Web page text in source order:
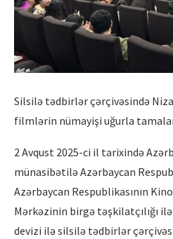
Silsilə tədbirlər çərçivəsində
filmlərin nümayişi uğurla
2 Avqust 2025-ci il tarixində
münasibətilə Azərbaycan
Azərbaycan Respublikasının
Mərkəzinin birgə təşkilatçılığı
devizi ilə silsilə tədbirlər